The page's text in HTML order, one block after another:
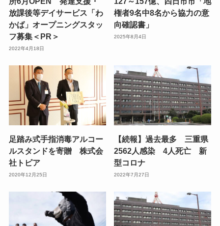
放課後等デイサービス「わ
かば」オープニングスタッ
フ募集＜PR＞
2022年4月18日
権者9名中8名から協力の意
向確認書」
2025年8月4日
足踏み式手指消毒アルコー
ルスタンドを寄贈 株式会
社トピア
2020年12月25日
【続報】過去最多 三重県
2562人感染 4人死亡 新
型コロナ
2022年7月27日